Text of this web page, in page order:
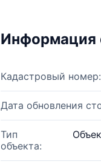
Информация
Кадастровый номер:
Дата обновления
Тип
объекта: